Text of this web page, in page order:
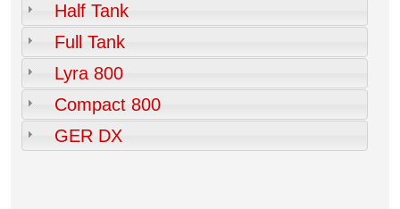
Half Tank
Full Tank
Lyra 800
Compact 800
GER DX